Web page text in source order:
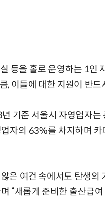
등을 홀로 운영하는 1
, 이들에 대한 지원이 반
기준 서울시 자영업자
자의 63%를 차지하며
은 여건 속에서도 탄생
“새롭게 준비한 출산급